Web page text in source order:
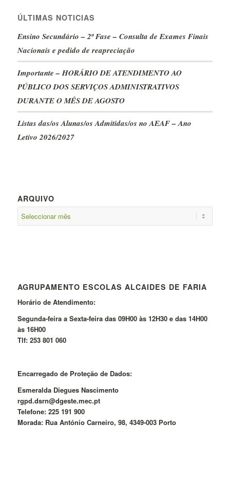
ÚLTIMAS NOTICIAS
Ensino Secundário – 2ª Fase – Consulta de Exames Finais
Nacionais e pedido de reapreciação
Importante – HORÁRIO DE ATENDIMENTO AO
PÚBLICO DOS SERVIÇOS ADMINISTRATIVOS
DURANTE O MÊS DE AGOSTO
Listas das/os Alunas/os Admitidas/os no AEAF – Ano
Letivo 2026/2027
ARQUIVO
AGRUPAMENTO ESCOLAS ALCAIDES DE FARIA
Horário de Atendimento:
Segunda-feira a Sexta-feira das 09H00 às 12H30 e das 14H00
às 16H00
Tlf: 253 801 060
Encarregado de Proteção de Dados:
Esmeralda Diegues Nascimento
rgpd.dsrn@dgeste.mec.pt
Telefone: 225 191 900
Morada: Rua António Carneiro, 98, 4349-003 Porto